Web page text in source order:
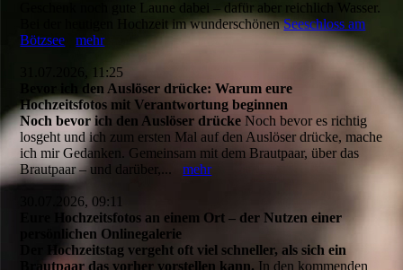
Geschenk noch gute Laune dabei – dafür aber reichlich Wasser.
Bei der heutigen Hochzeit im wunderschönenSeeschloss am
Bötzsee
mehr
31.07.2026, 11:25
Bevor ich den Auslöser drücke: Warum eure
Hochzeitsfotos mit Verantwortung beginnen
Noch bevor ich den Auslöser drücke Noch bevor es richtig
losgeht und ich zum ersten Mal auf den Auslöser drücke, mache
ich mir Gedanken. Gemeinsam mit dem Brautpaar, über das
Brautpaar – und darüber,...mehr
30.07.2026, 09:11
Eure Hochzeitsfotos an einem Ort – der Nutzen einer
persönlichen Onlinegalerie
Der Hochzeitstag vergeht oft viel schneller, als sich ein
Brautpaar das vorher vorstellen kann. In den kommenden